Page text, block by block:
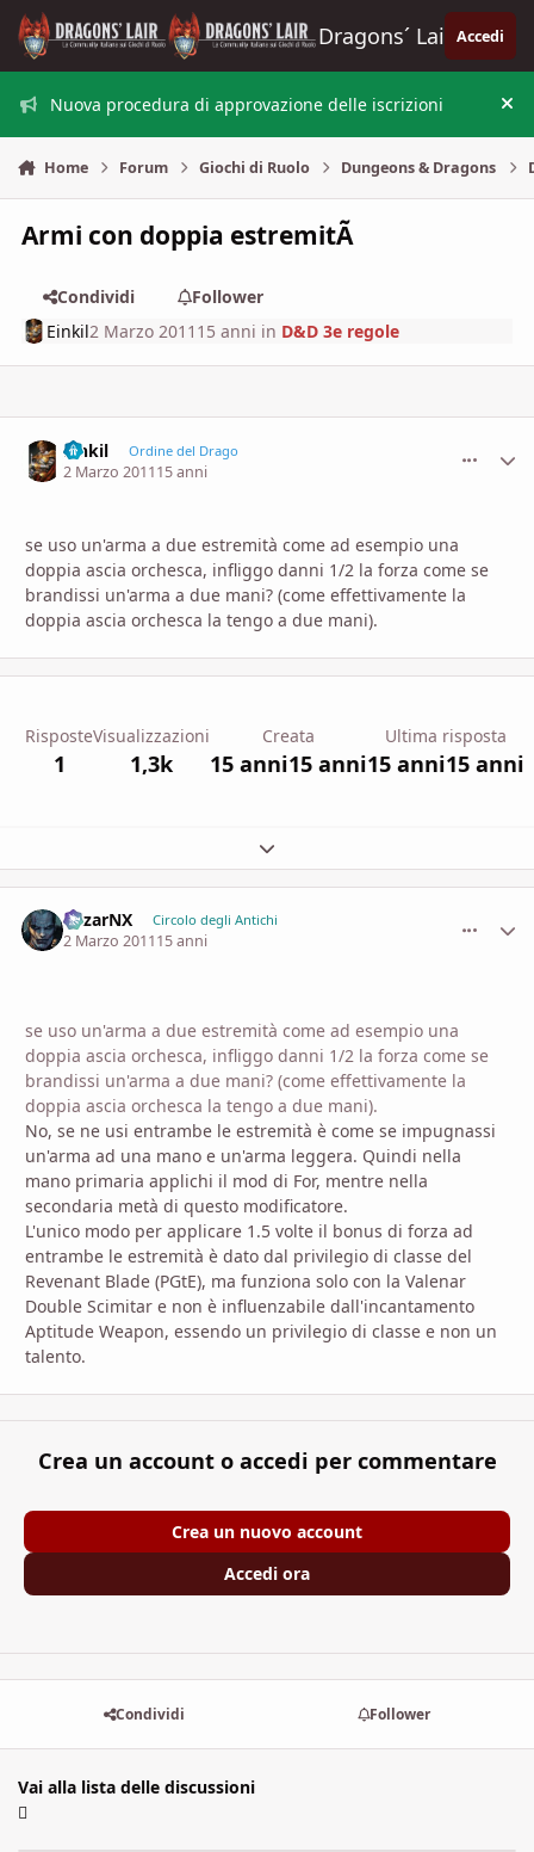
Vai al contenuto
Dragons´ Lair Accedi
Nuova procedura di approvazione delle iscrizioni
Home Forum Giochi di Ruolo Dungeons & Dragons
Armi con doppia estremitÃ
Condividi
Follower
Einkil2 Marzo 2011 15 anni in D&D 3e regole
Einkil Ordine del Drago
2 Marzo 201115 anni
se uso un'arma a due estremità come ad esempio una
doppia ascia orchesca, infliggo danni 1/2 la forza come se
brandissi un'arma a due mani? (come effettivamente la
doppia ascia orchesca la tengo a due mani).
Risposte
1
Visualizzazioni
1,3k
Creata
15 anni15 anni
Ultima risposta
15 anni15 anni
Espandi panoramica del topic
MizarNX Circolo degli Antichi
2 Marzo 201115 anni
se uso un'arma a due estremità come ad esempio una
doppia ascia orchesca, infliggo danni 1/2 la forza come se
brandissi un'arma a due mani? (come effettivamente la
doppia ascia orchesca la tengo a due mani).
No, se ne usi entrambe le estremità è come se impugnassi
un'arma ad una mano e un'arma leggera. Quindi nella
mano primaria applichi il mod di For, mentre nella
secondaria metà di questo modificatore.
L'unico modo per applicare 1.5 volte il bonus di forza ad
entrambe le estremità è dato dal privilegio di classe del
Revenant Blade (PGtE), ma funziona solo con la Valenar
Double Scimitar e non è influenzabile dall'incantamento
Aptitude Weapon, essendo un privilegio di classe e non un
talento.
Crea un account o accedi per commentare
Crea un nuovo account
Accedi ora
Condividi Follower
Vai alla lista delle discussioni